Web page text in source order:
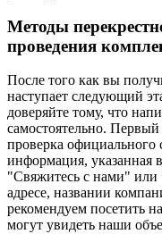
Методы
проведения
После того как вы
наступает следующий
доверяйте тому, что
самостоятельно.
проверка официального
информация, указанная
"Свяжитесь с нами" или
адресе, названии
рекомендуем посетить
могут увидеть наши